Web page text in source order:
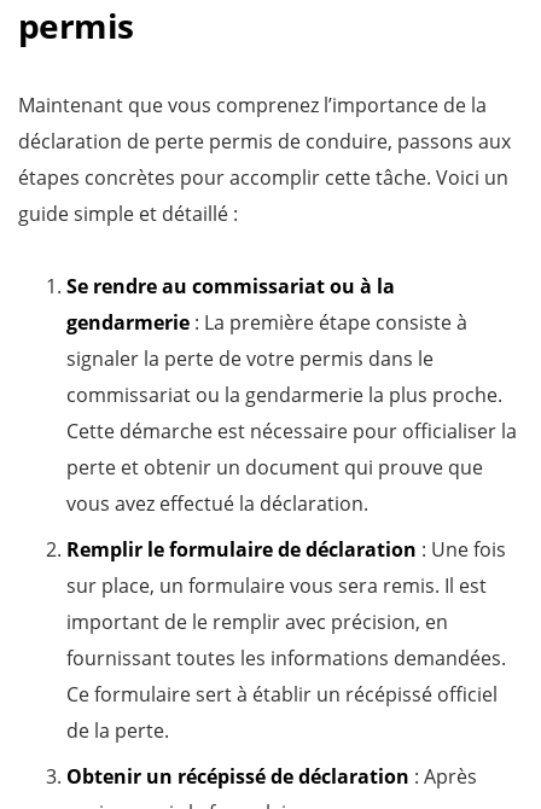
permis
Maintenant que vous comprenez l’importance de la
déclaration de perte permis de conduire, passons aux
étapes concrètes pour accomplir cette tâche. Voici un
guide simple et détaillé :
Se rendre au commissariat ou à la
gendarmerie : La première étape consiste à
signaler la perte de votre permis dans le
commissariat ou la gendarmerie la plus proche.
Cette démarche est nécessaire pour officialiser la
perte et obtenir un document qui prouve que
vous avez effectué la déclaration.
Remplir le formulaire de déclaration : Une fois
sur place, un formulaire vous sera remis. Il est
important de le remplir avec précision, en
fournissant toutes les informations demandées.
Ce formulaire sert à établir un récépissé officiel
de la perte.
Obtenir un récépissé de déclaration : Après